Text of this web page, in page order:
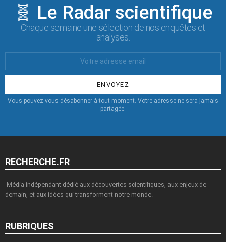
🧬 Le Radar scientifique
Chaque semaine une sélection de nos enquêtes et
analyses.
:
Vous pouvez vous désabonner à tout moment. Votre adresse ne sera jamais
partagée.
RECHERCHE.FR
Média indépendant dédié aux découvertes scientifiques, aux enjeux de
demain, et aux idées qui transforment notre monde.
RUBRIQUES